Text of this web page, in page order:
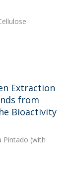
Extraction
from
Bioactivity
Pintado (with